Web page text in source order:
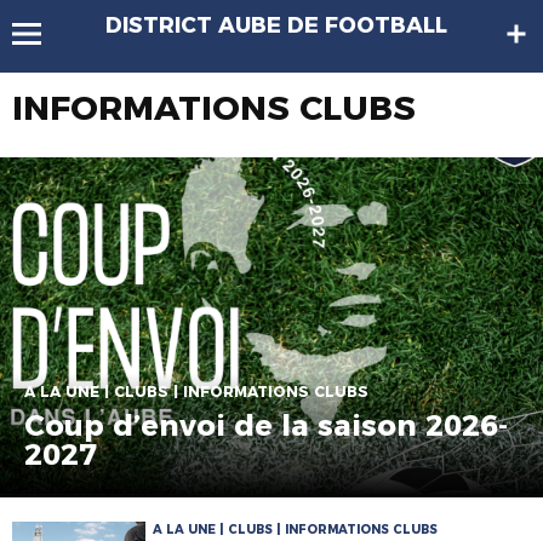
DISTRICT AUBE DE FOOTBALL
INFORMATIONS CLUBS
A LA UNE | CLUBS | INFORMATIONS CLUBS
Coup d’envoi de la saison 2026-
2027
A LA UNE | CLUBS | INFORMATIONS CLUBS